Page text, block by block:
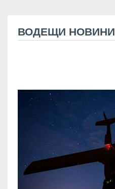
ВОДЕЩИ НОВИНИ